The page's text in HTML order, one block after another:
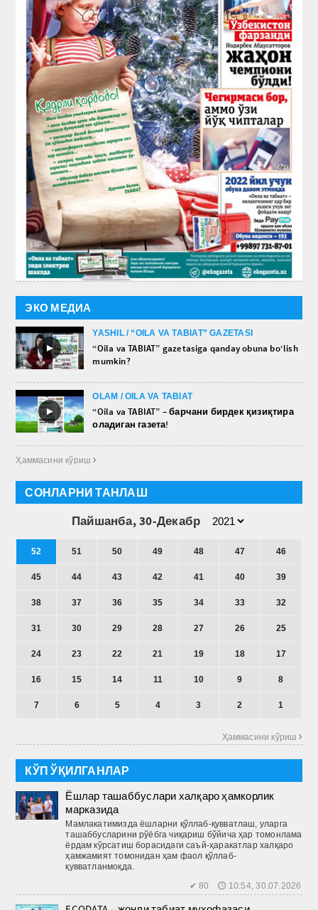
ЭКО МЕДИА
►
YASHIL / “OILA VA TABIAT” GAZETASI
“Oila va TABIAT” gazetasiga qanday obuna bo‘lish
mumkin?
►
OLAM / OILA VA TABIAT
“Oila va TABIAT” – барчани бирдек қизиқтира
оладиган газета!
Ҳаммасини кўриш 
СОНЛАРНИ ТАНЛАШ
Пайшанба, 30-Декабр
52 51 50 49 48 47 46
45 44 43 42 41 40 39
38 37 36 35 34 33 32
31 30 29 28 27 26 25
24 23 22 21 19 18 17
16 15 14 11 10 9 8
7 6 5 4 3 2 1
Ҳаммасини кўриш 
КЎП ЎҚИЛГАНЛАР
Ёшлар ташаббуслари халқаро ҳамкорлик
марказида
Мамлакатимизда ёшларни қўллаб-қувватлаш, уларга
ташаб­бусларини рўёбга чиқариш бўйича ҳар томонлама
ёрдам кўрсатиш борасидаги саъй-ҳаракатлар халқаро
ҳамжамият томонидан ҳам фаол қўллаб-
қувватланмоқда.
✔ 80 🕔 10:54, 30.07.2026